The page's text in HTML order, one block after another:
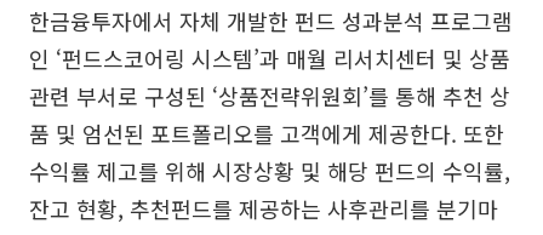
한금융투자에서 자체 개발한 펀드 성과분석 프로그램
인 ‘펀드스코어링 시스템’과 매월 리서치센터 및 상품
관련 부서로 구성된 ‘상품전략위원회’를 통해 추천 상
품 및 엄선된 포트폴리오를 고객에게 제공한다. 또한
수익률 제고를 위해 시장상황 및 해당 펀드의 수익률,
잔고 현황, 추천펀드를 제공하는 사후관리를 분기마